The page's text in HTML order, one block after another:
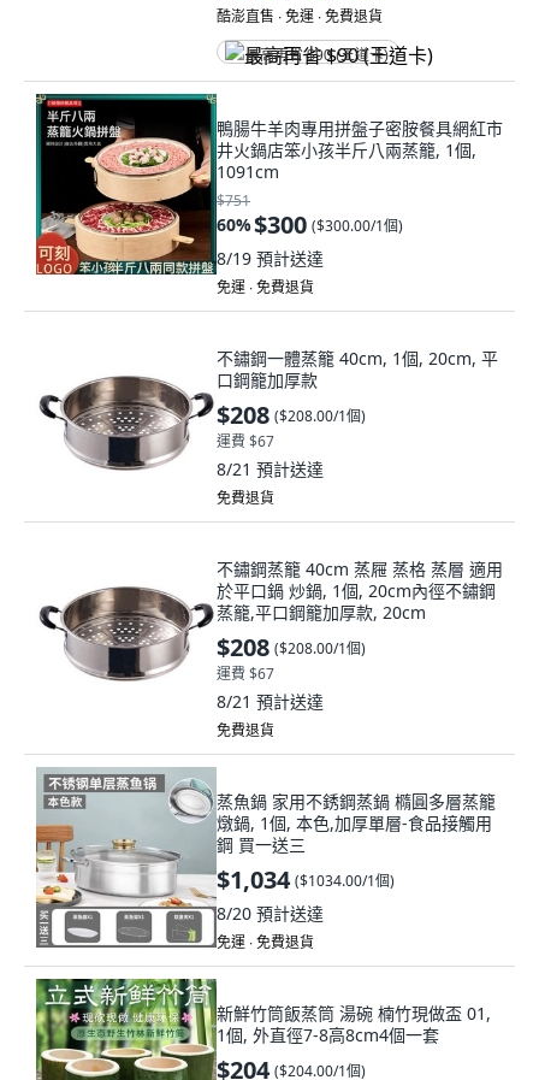
酷澎直售 ∙ 免運 ∙ 免費退貨
最高再省 $90 (王道卡)
鴨腸牛羊肉專用拼盤子密胺餐具網紅市
井火鍋店笨小孩半斤八兩蒸籠, 1個,
1091cm
$751
60%$300 ($300.00/1個)
8/19 預計送達
免運 ∙ 免費退貨
不鏽鋼一體蒸籠 40cm, 1個, 20cm, 平
口鋼籠加厚款
$208 ($208.00/1個)
運費 $67
8/21 預計送達
免費退貨
不鏽鋼蒸籠 40cm 蒸屜 蒸格 蒸層 適用
於平口鍋 炒鍋, 1個, 20cm內徑不鏽鋼
蒸籠,平口鋼籠加厚款, 20cm
$208 ($208.00/1個)
運費 $67
8/21 預計送達
免費退貨
蒸魚鍋 家用不銹鋼蒸鍋 橢圓多層蒸籠
燉鍋, 1個, 本色,加厚單層-食品接觸用
鋼 買一送三
$1,034 ($1034.00/1個)
8/20 預計送達
免運 ∙ 免費退貨
新鮮竹筒飯蒸筒 湯碗 楠竹現做盃 01,
1個, 外直徑7-8高8cm4個一套
$204 ($204.00/1個)